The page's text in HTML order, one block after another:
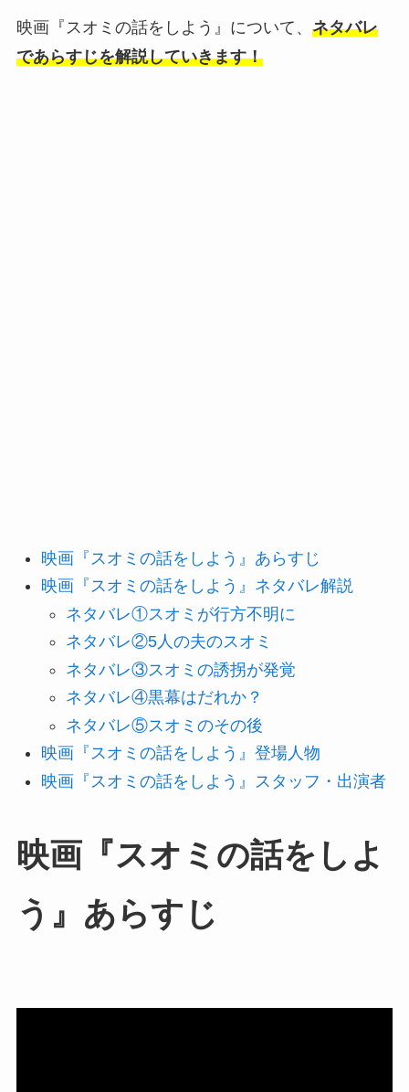
映画『スオミの話をしよう』について、 ネタバレ
であらすじを解説していきます！
映画『スオミの話をしよう』あらすじ
映画『スオミの話をしよう』ネタバレ解説
ネタバレ①スオミが行方不明に
ネタバレ②5人の夫のスオミ
ネタバレ③スオミの誘拐が発覚
ネタバレ④黒幕はだれか？
ネタバレ⑤スオミのその後
映画『スオミの話をしよう』登場人物
映画『スオミの話をしよう』スタッフ・出演者
映画『スオミの話をしよ
う』あらすじ